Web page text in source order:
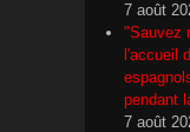
7 août
"Sauvez
l'accueil
pendant
7 août